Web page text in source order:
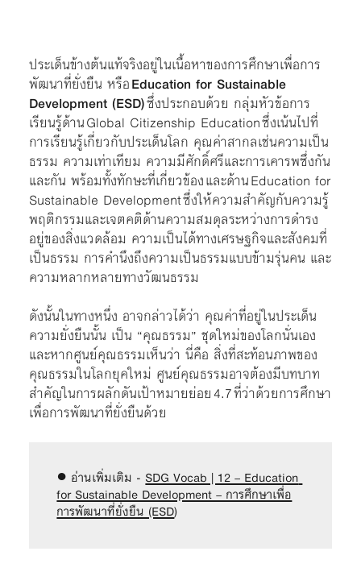
ประเด็นข้างต้นแท้จริงอยู่ในเนื้อหาของการศึกษาเพื่อการ
พัฒนาที่ยั่งยืน หรือEducation for Sustainable
Development (ESD)ซึ่งประกอบด้วย กลุ่มหัวข้อการ
เรียนรู้ด้าน Global Citizenship Education ซึ่งเน้นไปที่
การเรียนรู้เกี่ยวกับประเด็นโลก คุณค่าสากลเช่นความเป็น
ธรรม ความเท่าเทียม ความมีศักดิ์ศรีและการเคารพซึ่งกัน
และกัน พร้อมทั้งทักษะที่เกี่ยวข้อง และด้าน Education for
Sustainable Development ซึ่งให้ความสำคัญกับความรู้
พฤติกรรมและเจตคติด้านความสมดุลระหว่างการดำรง
อยู่ของสิ่งแวดล้อม ความเป็นได้ทางเศรษฐกิจและสังคมที่
เป็นธรรม การคำนึงถึงความเป็นธรรมแบบข้ามรุ่นคน และ
ความหลากหลายทางวัฒนธรรม
ดังนั้นในทางหนึ่ง อาจกล่าวได้ว่า คุณค่าที่อยู่ในประเด็น
ความยั่งยืนนั้น เป็น “คุณธรรม” ชุดใหม่ของโลกนั่นเอง
และหากศูนย์คุณธรรมเห็นว่า นี่คือ สิ่งที่สะท้อนภาพของ
คุณธรรมในโลกยุคใหม่ ศูนย์คุณธรรมอาจต้องมีบทบาท
สำคัญในการผลักดันเป้าหมายย่อย 4.7 ที่ว่าด้วยการศึกษา
เพื่อการพัฒนาที่ยั่งยืนด้วย
● อ่านเพิ่มเติม - SDG Vocab | 12 – Education
for Sustainable Development – การศึกษาเพื่อ
การพัฒนาที่ยั่งยืน (ESD)